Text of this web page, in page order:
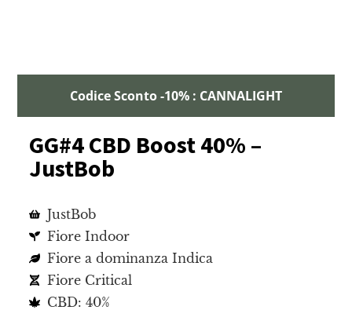
Codice Sconto -10% : CANNALIGHT
GG#4 CBD Boost 40% –
JustBob
JustBob
Fiore Indoor
Fiore a dominanza Indica
Fiore Critical
CBD: 40%